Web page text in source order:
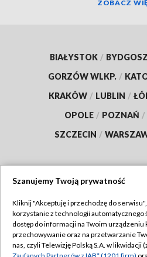
ZOBACZ
BIAŁYSTOK /
GORZÓW WLKP. /
KRAKÓW / LUBLIN /
OPOLE / POZNAŃ /
SZCZECIN /
TVP
Abonament TVP
Emisja w TVP
Szanujemy Twoją prywatność
Kliknij "Akceptuję i przechodzę do
korzystanie z technologii automatycznego
dostęp do informacji na Twoim urządzeniu
przechowywanie oraz na przetwarzanie
nas, czyli Telewizję Polską S.A. w likwidacji